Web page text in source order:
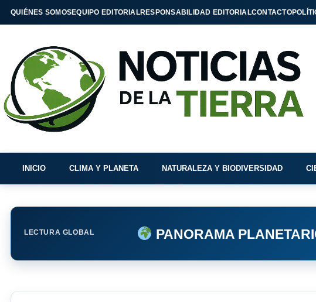
QUIÉNES SOMOSEQUIPO EDITORIALRESPONSABILIDAD EDITORIALCONTACTO
INICIO CLIMA Y PLANETA NATURALEZA Y BIODIVERSIDAD
LECTURA GLOBAL PANORAMA